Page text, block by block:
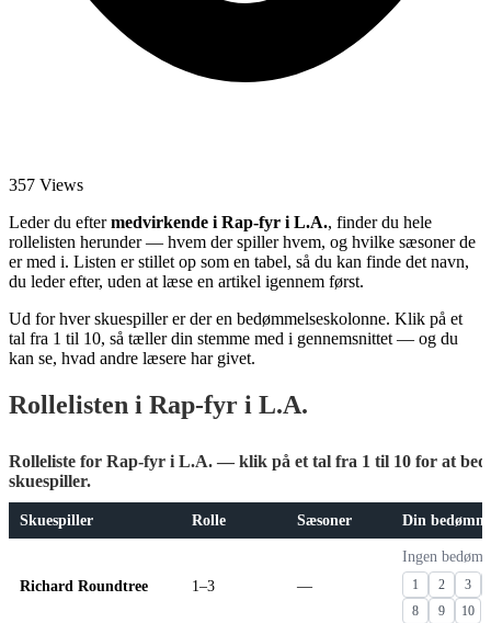
357 Views
Leder du eftermedvirkende i Rap-fyr i L.A., finder du hele
rollelisten herunder — hvem der spiller hvem, og hvilke sæsoner de
er med i. Listen er stillet op som en tabel, så du kan finde det navn,
du leder efter, uden at læse en artikel igennem først.
Ud for hver skuespiller er der en bedømmelseskolonne. Klik på et
tal fra 1 til 10, så tæller din stemme med i gennemsnittet — og du
kan se, hvad andre læsere har givet.
Rollelisten i Rap-fyr i L.A.
Rolleliste for Rap-fyr i L.A. — klik på et tal fra 1 til 10 for at
skuespiller.
Skuespiller Rolle Sæsoner Din
Richard Roundtree 1–3 —
Ingen
1 2
3
8
9 10